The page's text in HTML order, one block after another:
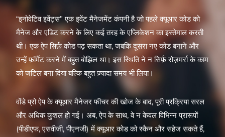
“इनोवेटिव इवेंट्स” एक इवेंट मैनेजमेंट कंपनी है जो पहले क्यूआर कोड को
मैनेज और एडिट करने के लिए कई तरह के एप्लिकेशन का इस्तेमाल करती
थी। एक ऐप सिर्फ़ कोड पढ़ सकता था, जबकि दूसरा नए कोड बनाने और
उन्हें फ़ॉर्मेट करने में बहुत बोझिल था। इस स्थिति ने न सिर्फ़ रोज़मर्रा के काम
को जटिल बना दिया बल्कि बहुत ज़्यादा समय भी लिया।
वोंडे प्रो ऐप के क्यूआर मैनेजर फीचर की खोज के बाद, पूरी प्रक्रिया सरल
और अधिक कुशल हो गई। अब, ऐप के साथ, वे न केवल विभिन्न प्रारूपों
(पीडीएफ, एसवीजी, पीएनजी) में क्यूआर कोड को स्कैन और सहेज सकते हैं,